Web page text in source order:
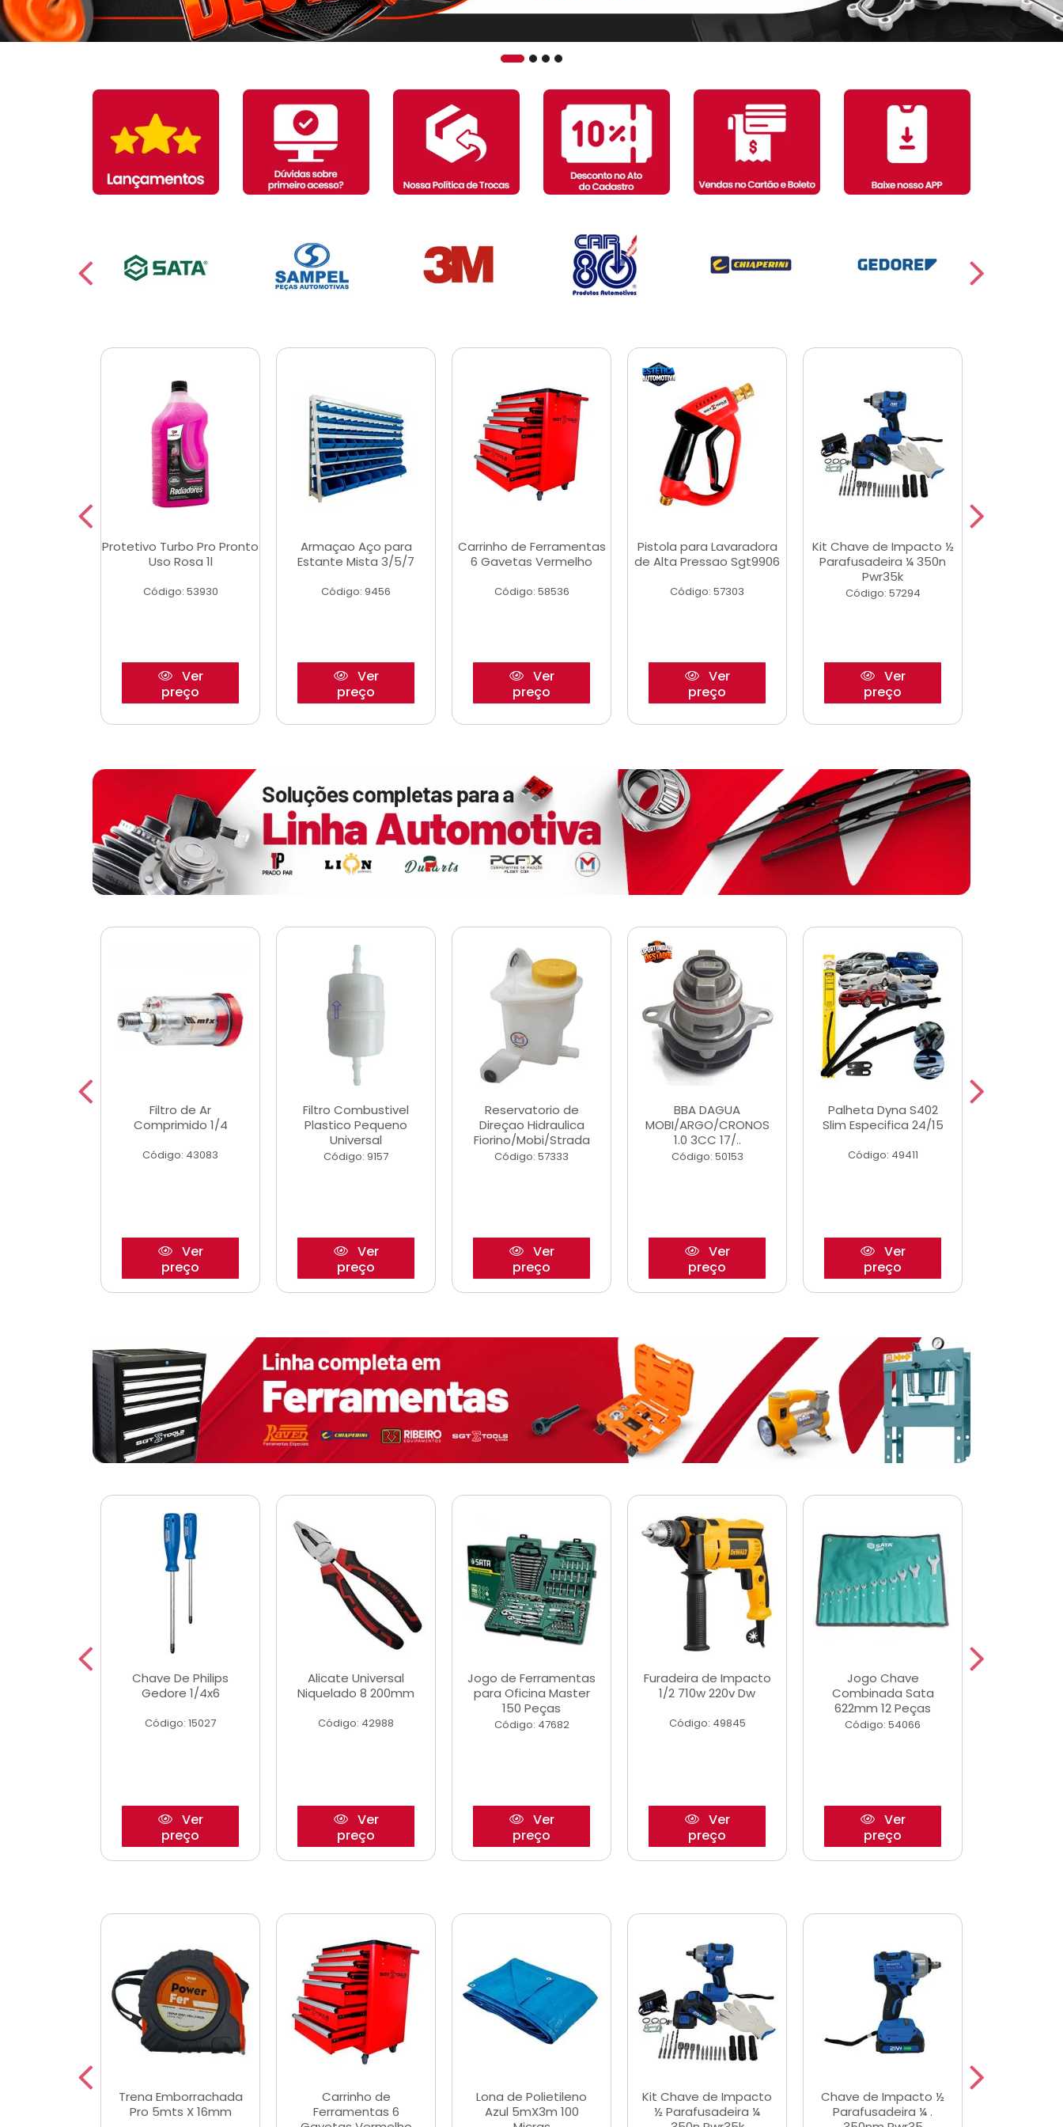
Protetivo Turbo Pro Pronto
Uso Rosa 1l
Código: 53930
Ver
preço
Armaçao Aço para
Estante Mista 3/5/7
Código: 9456
Ver
preço
Carrinho de Ferramentas
6 Gavetas Vermelho
Código: 58536
Ver
preço
Pistola para Lavaradora
de Alta Pressao Sgt9906
Código: 57303
Ver
preço
Kit Chave de Impacto ½
Parafusadeira ¼ 350n
Pwr35k
Código: 57294
Ver
preço
Filtro de Ar
Comprimido 1/4
Código: 43083
Ver
preço
Filtro Combustivel
Plastico Pequeno
Universal
Código: 9157
Ver
preço
Reservatorio de
Direçao Hidraulica
Fiorino/Mobi/Strada
Código: 57333
Ver
preço
BBA DAGUA
MOBI/ARGO/CRONOS
1.0 3CC 17/..
Código: 50153
Ver
preço
Palheta Dyna S402
Slim Especifica 24/15
Código: 49411
Ver
preço
Chave De Philips
Gedore 1/4x6
Código: 15027
Ver
preço
Alicate Universal
Niquelado 8 200mm
Código: 42988
Ver
preço
Jogo de Ferramentas
para Oficina Master
150 Peças
Código: 47682
Ver
preço
Furadeira de Impacto
1/2 710w 220v Dw
Código: 49845
Ver
preço
Jogo Chave
Combinada Sata
622mm 12 Peças
Código: 54066
Ver
preço
Trena Emborrachada
Pro 5mts X 16mm
Carrinho de
Ferramentas 6
Lona de Polietileno
Azul 5mX3m 100
Kit Chave de Impacto
½ Parafusadeira ¼
Chave de Impacto ½
Parafusadeira ¼ .